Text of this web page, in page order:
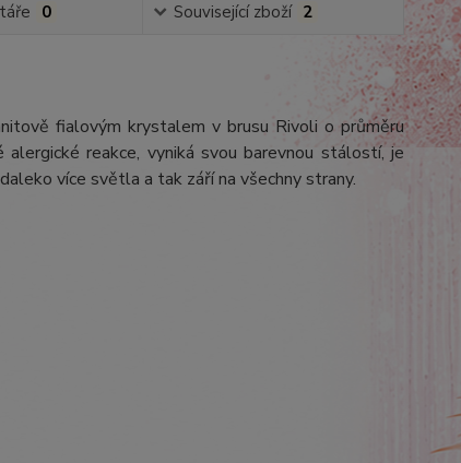
0 Související zboží 2
fialovým krystalem v brusu Rivoli o průměru
reakce, vyniká svou barevnou stálostí, je
více světla a tak září na všechny strany.